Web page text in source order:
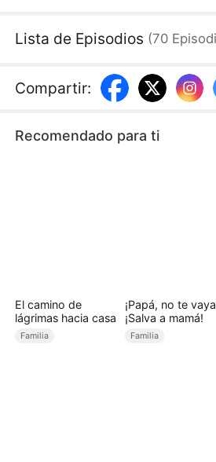
Desesperada, Ana grita con
oídos de su madre. La madre,
despierta por fin y, con la ayuda
Lista de Episodios (70
Compartir:
Recomendado para ti
El camino de
lágrimas hacia casa
Familia
¡Papá, no te
¡Salva a mamá!
Familia